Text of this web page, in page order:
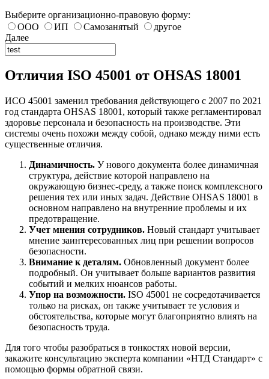
Выберите организационно-правовую форму:
ООО
ИП Самозанятый
другое
Далее
Отличия ISO 45001 от OHSAS 18001
ИСО 45001 заменил требования действующего с 2007 по 2021
год стандарта OHSAS 18001, который также регламентировал
здоровье персонала и безопасность на производстве. Эти
системы очень похожи между собой, однако между ними есть
существенные отличия.
Динамичность. У нового документа более динамичная
структура, действие которой направлено на
окружающую бизнес-среду, а также поиск комплексного
решения тех или иных задач. Действие OHSAS 18001 в
основном направлено на внутренние проблемы и их
предотвращение.
Учет мнения сотрудников. Новый стандарт учитывает
мнение заинтересованных лиц при решении вопросов
безопасности.
Внимание к деталям. Обновленный документ более
подробный. Он учитывает больше вариантов развития
событий и мелких нюансов работы.
Упор на возможности. ISO 45001 не сосредотачивается
только на рисках, он также учитывает те условия и
обстоятельства, которые могут благоприятно влиять на
безопасность труда.
Для того чтобы разобраться в тонкостях новой версии,
закажите консультацию эксперта компании «НТД Стандарт» с
помощью формы обратной связи.